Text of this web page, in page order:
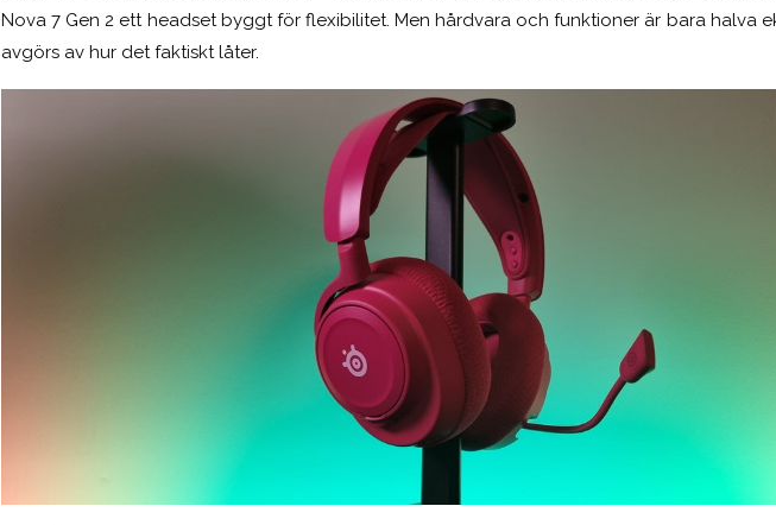
Nova 7 Gen 2 ett headset byggt för flexibilitet. Men hårdvara och funktioner är bara halva
avgörs av hur det faktiskt låter.